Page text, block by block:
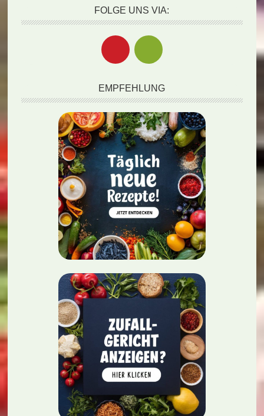
FOLGE UNS VIA:
EMPFEHLUNG